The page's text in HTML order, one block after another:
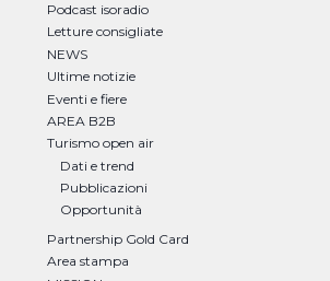
Podcast isoradio
Letture consigliate
NEWS
Ultime notizie
Eventi e fiere
AREA B2B
Turismo open air
Dati e trend
Pubblicazioni
Opportunità
Partnership Gold Card
Area stampa